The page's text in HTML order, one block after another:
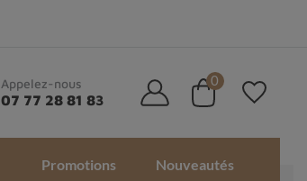
Appelez-nous
07 77 28 81 83
0
Promotions Nouveautés